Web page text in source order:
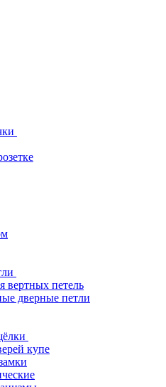
вертных петель
дверные петли
купе